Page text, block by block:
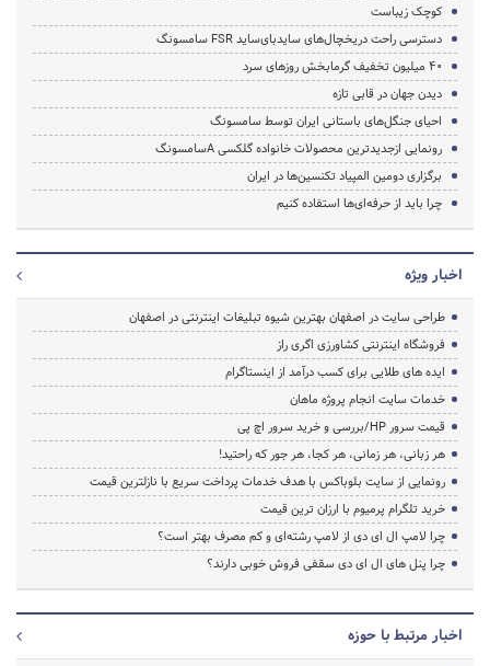
کوچک زیباست
دسترسی راحت‌ دریخچال‌های سایدبای‌ساید FSR سامسونگ
۴۰ میلیون تخفیف گرمابخش روزهای سرد
دیدن جهان در قابی تازه
احیای جنگل‌های باستانی ایران توسط سامسونگ
رونمایی ازجدیدترین محصولات خانواده گلکسی Aسامسونگ
برگزاری دومین المپیاد تکنسین‌ها در ایران
چرا باید از حرفه‌ای‌ها استفاده کنیم
اخبار ویژه
طراحی سایت در اصفهان بهترین شیوه تبلیغات اینترنتی در اصفهان
فروشگاه اینترنتی کشاورزی اگری راز
ایده های طلایی برای کسب درآمد از اینستاگرام
خدمات سایت انجام پروژه ماهان
قیمت سرور HP/بررسی و خرید سرور اچ پی
هر زبانی، هر زمانی، هر کجا، هر جور که راحتید!
رونمایی از سایت بلوباکس با هدف خدمات پرداخت سریع با نازلترین قیمت
خرید تلگرام پرمیوم با ارزان ترین قیمت
چرا لامپ ال ای دی از لامپ رشته‌ای و کم مصرف بهتر است؟
چرا پنل های ال ای دی سقفی فروش خوبی دارند؟
اخبار مرتبط با حوزه